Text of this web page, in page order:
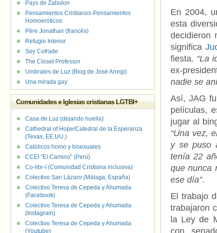
En 2004,
esta
decidieron
significa
fiesta. “La
ex-
nadie se
Así, JAG
películas,
jugar al
“Una vez,
y se puso
tenía 22
que nunca
ese día”.
El trabajo
trabajaron
la Ley de
con
Pays de Zabulon
Pensamientos Cristianos-Pensamientos
Homoeróticos
Père Jonathan (francés)
Refugio Interior
Soy Cofrade
The Closet Professor
Umbrales de Luz (Blog de José Arregi)
Una mirada gay
Comunidades e Iglesias cristianas LGTBI+
Casa de Luz (dejando huella)
Cathedral of Hope/Catedral de la Esperanza
(Texas, EE.UU.)
Católicos homo y bisexuales
CCEI "El Camino" (Perú)
Co-libr-í (Comunidad Cristiana inclusiva)
Colectivo San Lázaro (Málaga, España)
Colectivo Teresa de Cepeda y Ahumada
(Facebook)
Colectivo Teresa de Cepeda y Ahumada
(Instagram)
Colectivo Teresa de Cepeda y Ahumada
(Youtube)